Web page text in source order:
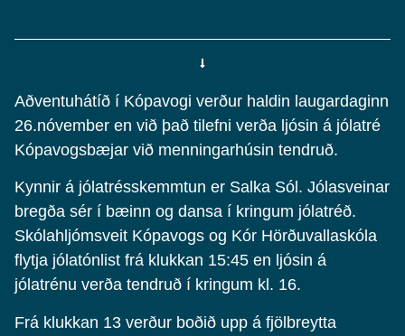
Aðventuhátíð í Kópavogi verður haldin laugardaginn
26.nóvember en við það tilefni verða ljósin á jólatré
Kópavogsbæjar við menningarhúsin tendruð.
Kynnir á jólatrésskemmtun er Salka Sól. Jólasveinar
bregða sér í bæinn og dansa í kringum jólatréð.
Skólahljómsveit Kópavogs og Kór Hörðuvallaskóla
flytja jólatónlist frá klukkan 15:45 en ljósin á
jólatrénu verða tendruð í kringum kl. 16.
Frá klukkan 13 verður boðið upp á fjölbreytta